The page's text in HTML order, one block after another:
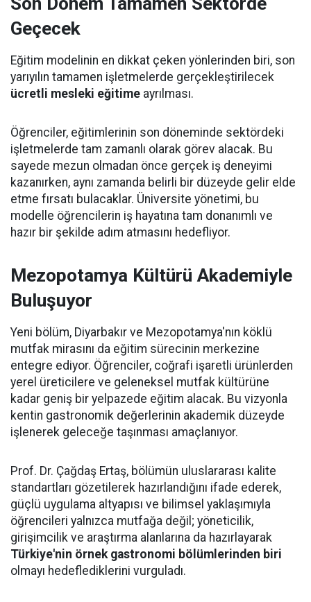
Geçecek
Eğitim modelinin en dikkat çeken yönlerinden biri, son
yarıyılın tamamen işletmelerde gerçekleştirilecek
ücretli mesleki eğitime ayrılması.
Öğrenciler, eğitimlerinin son döneminde sektördeki
işletmelerde tam zamanlı olarak görev alacak. Bu
sayede mezun olmadan önce gerçek iş deneyimi
kazanırken, aynı zamanda belirli bir düzeyde gelir elde
etme fırsatı bulacaklar. Üniversite yönetimi, bu
modelle öğrencilerin iş hayatına tam donanımlı ve
hazır bir şekilde adım atmasını hedefliyor.
Mezopotamya Kültürü Akademiyle
Buluşuyor
Yeni bölüm, Diyarbakır ve Mezopotamya'nın köklü
mutfak mirasını da eğitim sürecinin merkezine
entegre ediyor. Öğrenciler, coğrafi işaretli ürünlerden
yerel üreticilere ve geleneksel mutfak kültürüne
kadar geniş bir yelpazede eğitim alacak. Bu vizyonla
kentin gastronomik değerlerinin akademik düzeyde
işlenerek geleceğe taşınması amaçlanıyor.
Prof. Dr. Çağdaş Ertaş, bölümün uluslararası kalite
standartları gözetilerek hazırlandığını ifade ederek,
güçlü uygulama altyapısı ve bilimsel yaklaşımıyla
öğrencileri yalnızca mutfağa değil; yöneticilik,
girişimcilik ve araştırma alanlarına da hazırlayarak
Türkiye'nin örnek gastronomi bölümlerinden biri
olmayı hedeflediklerini vurguladı.